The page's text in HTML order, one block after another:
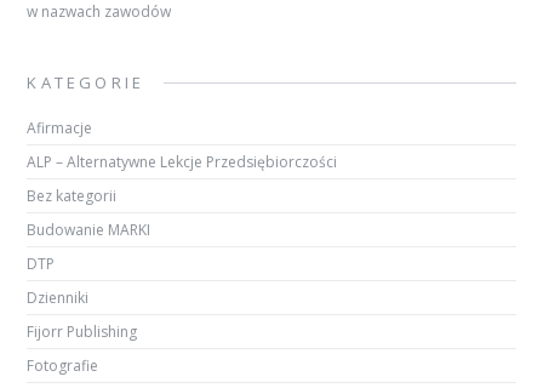
w nazwach zawodów
KATEGORIE
Afirmacje
ALP – Alternatywne Lekcje Przedsiębiorczości
Bez kategorii
Budowanie MARKI
DTP
Dzienniki
Fijorr Publishing
Fotografie